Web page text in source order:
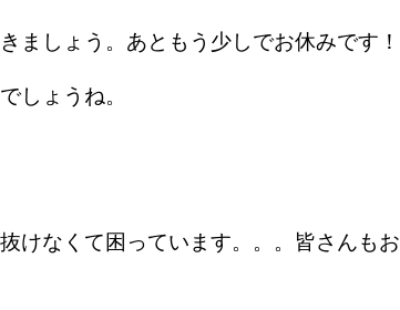
ましょう。あともう少しでお休みです！
しょうね。
けなくて困っています。。。皆さんもお